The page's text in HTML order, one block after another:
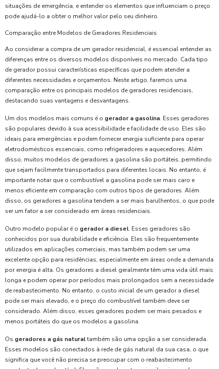
situações de emergência, e entender os elementos que influenciam o preço
pode ajudá-lo a obter o melhor valor pelo seu dinheiro.
Comparação entre Modelos de Geradores Residenciais
Ao considerar a compra de um gerador residencial, é essencial entender as
diferenças entre os diversos modelos disponíveis no mercado. Cada tipo
de gerador possui características específicas que podem atender a
diferentes necessidades e orçamentos. Neste artigo, faremos uma
comparação entre os principais modelos de geradores residenciais,
destacando suas vantagens e desvantagens.
Um dos modelos mais comuns é o gerador a gasolina. Esses geradores
são populares devido à sua acessibilidade e facilidade de uso. Eles são
ideais para emergências e podem fornecer energia suficiente para operar
eletrodomésticos essenciais, como refrigeradores e aquecedores. Além
disso, muitos modelos de geradores a gasolina são portáteis, permitindo
que sejam facilmente transportados para diferentes locais. No entanto, é
importante notar que o combustível a gasolina pode ser mais caro e
menos eficiente em comparação com outros tipos de geradores. Além
disso, os geradores a gasolina tendem a ser mais barulhentos, o que pode
ser um fator a ser considerado em áreas residenciais.
Outro modelo popular é o gerador a diesel. Esses geradores são
conhecidos por sua durabilidade e eficiência. Eles são frequentemente
utilizados em aplicações comerciais, mas também podem ser uma
excelente opção para residências, especialmente em áreas onde a demanda
por energia é alta. Os geradores a diesel geralmente têm uma vida útil mais
longa e podem operar por períodos mais prolongados sem a necessidade
de reabastecimento. No entanto, o custo inicial de um gerador a diesel
pode ser mais elevado, e o preço do combustível também deve ser
considerado. Além disso, esses geradores podem ser mais pesados e
menos portáteis do que os modelos a gasolina.
Os geradores a gás naturaltambém são uma opção a ser considerada.
Esses modelos são conectados à rede de gás natural da sua casa, o que
significa que você não precisa se preocupar com o reabastecimento